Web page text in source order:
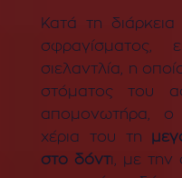
Κατά τη
σιελαντλία, η
στόματος του
απομονωτήρα, ο
χέρια του τη
στο δόντι, με